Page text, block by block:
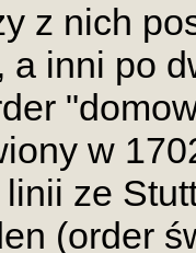
z nich
a inni po
w
linii ze
(order